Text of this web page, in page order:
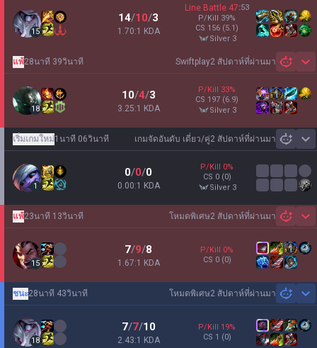
15
14/10/3
1.70:1 KDA
Line Battle 47:53
P/Kill 39%
CS 156 (5.1)
silver 3
Swiftplay2 สัปดาห์ที่ผ่านมา
แพ้28นาที 39วินาที
18
10/4/3
3.25:1 KDA
P/Kill 33%
CS 197 (6.9)
silver 3
เกมจัดอันดับ เดี่ยว/คู่2 สัปดาห์ที่ผ่านมา
เริ่มเกมใหม่1นาที 06วินาที
1
0/0/0
0.00:1 KDA
P/Kill 0%
CS 0 (0)
silver 3
โหมดพิเศษ2 สัปดาห์ที่ผ่านมา
แพ้23นาที 13วินาที
15
7/9/8
1.67:1 KDA
P/Kill 0%
CS 0 (0)
โหมดพิเศษ2 สัปดาห์ที่ผ่านมา
ชนะ28นาที 43วินาที
18
7/7/10
2.43:1 KDA
P/Kill 19%
CS 1 (0)